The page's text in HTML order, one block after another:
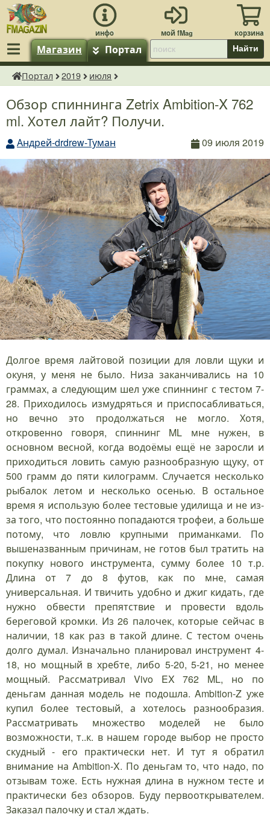
Магазин Портал Найти
fMagazin.ru
Портал 2019 июля
Обзор спиннинга Zetrix Ambition-X 762
ml. Хотел лайт? Получи.
Андрей-drdrew-Туман 09 июля 2019
Долгое время лайтовой позиции для ловли щуки и
окуня, у меня не было. Низа заканчивались на 10
граммах, а следующим шел уже спиннинг с тестом 7-
28. Приходилось измудряться и приспосабливаться,
но вечно это продолжаться не могло. Хотя,
откровенно говоря, спиннинг ML мне нужен, в
основном весной, когда водоёмы ещё не заросли и
приходиться ловить самую разнообразную щуку, от
500 грамм до пяти килограмм. Случается несколько
рыбалок летом и несколько осенью. В остальное
время я использую более тестовые удилища и не из-
за того, что постоянно попадаются трофеи, а больше
потому, что ловлю крупными приманками. По
вышеназванным причинам, не готов был тратить на
покупку нового инструмента, сумму более 10 т.р.
Длина от 7 до 8 футов, как по мне, самая
универсальная. И твичить удобно и джиг кидать, где
нужно обвести препятствие и провести вдоль
береговой кромки. Из 26 палочек, которые сейчас в
наличии, 18 как раз в такой длине. С тестом очень
долго думал. Изначально планировал инструмент 4-
18, но мощный в хребте, либо 5-20, 5-21, но менее
мощный. Рассматривал Vivo EX 762 ML, но по
деньгам данная модель не подошла. Ambition-Z уже
купил более тестовый, а хотелось разнообразия.
Рассматривать множество моделей не было
возможности, т..к. в нашем городе выбор не просто
скудный - его практически нет. И тут я обратил
внимание на Ambition-X. По деньгам то, что надо, по
отзывам тоже. Есть нужная длина в нужном тесте и
практически без обзоров. Буду первооткрывателем.
Заказал палочку и стал ждать.